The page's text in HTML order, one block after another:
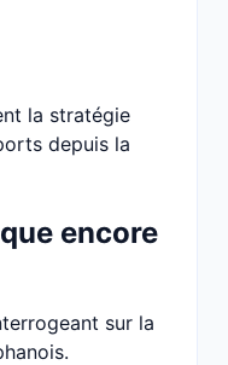
la stratégie
depuis la
encore
sur la